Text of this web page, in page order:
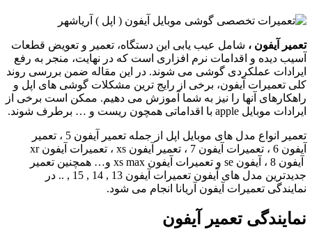
تعمیر آیفون ، شامل عیب یابی این دستگاه، تعمیر و تعویض قطعات
آسیب دیده و اقدامات نرم افزاری است که در نهایت، منجر به رفع
ایرادات عملکردی گوشی می شوند. در این مقاله ضمن بررسی روند
کلی تعمیرات آیفون، برخی از رایج ترین مشکلات گوشی های اپل و
راهکارهای آنها را نیز به شما آموزش می دهیم. ممکن است برخی از
ایرادات موبایل apple با اقداماتی همچون ریست و … برطرف شوند.
تعمیر انواع مدل های موبایل اپل از جمله تعمیر آیفون 5 ، تعمیر
آیفون 8 ، آیفون se و تعمیرات آیفون xs max و… همچنین تعمیر
جدیدترین مدل های آیفون تعمیرات آیفون 13 , 14 , 15 , .. در
نمایندگی تعمیرات آیفون آریانا انجام می شود.
نمایندگی تعمیر آیفون